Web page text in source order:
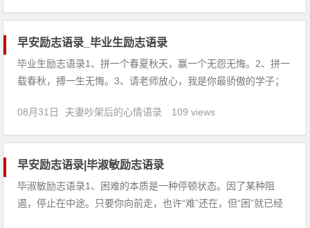
了，只因为想到了你。7、嘴里说着晚安，转身又和谁相谈甚
早安励志语录_毕业生励志语录
毕业生励志语录1、拼一个春夏秋天，赢一个无怨无悔。2、拼一
载春秋，搏一生无悔。3、请老师放心，我是你最骄傲的学子；
走下去。5、大多数人想要改造这个世界，但却罕有人想改造自
己。6、不惜寸阴于今日，必留遗憾于明朝。7、一分耕耘，一分
08月31日 夫妻吵架后的心情语录 109 views
早安励志语录|毕淑敏励志语录
毕淑敏励志语录1、困难的本质是一种停顿状态。因了某种阻
遏，停止在中途。只要你向前走，也许“难”还在，但“困”就已经